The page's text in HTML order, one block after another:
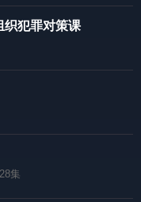
织犯罪对策课
集